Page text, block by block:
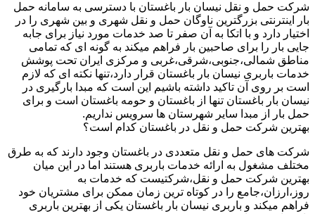
شرکت حمل و نقل نیسان بار باغستان با دسترسی به سامانه حمل
بار اینترنتی بزرگترین ناوگان حمل و نقل شهری و بین شهری را در
اختیار دارد و با اتکا به آن صفر تا صد خدمات مورد نیاز برای جابه
جایی بار را برای صاحبین بار فراهم میکند به گونه ای که تمامی
مناطق شمالی،جنوبی،شرقی،غربی و مرکزی ایران تحت پوشش
خدمات باربری نیسان بار باغستان قرار دارد،تنها نکته ای که لازم
است بر روی آن تاکید داشته باشیم این است که مبدا بارگیری در
نیسان بار باغستان تنها از باغستان و حومه باغستان است و برای
حمل بار از مبدا سایر شهرستان ها سرویس نداریم.
بهترین شرکت حمل و نقل در باغستان کدام است؟
شرکت های حمل و نقل متعددی در باغستان وجود دارند که به طرق
مختلف مشغول به ارائه خدمات باربری هستند اما در این میان
بهترین شرکت حمل و نقل،شرکتیست که خدمات به
روز،ارزان،جامع را در کوتاه ترین زمان ممکن برای مشتریان خود
فراهم میکند و باربری نیسان بار باغستان یکی از بهترین باربری